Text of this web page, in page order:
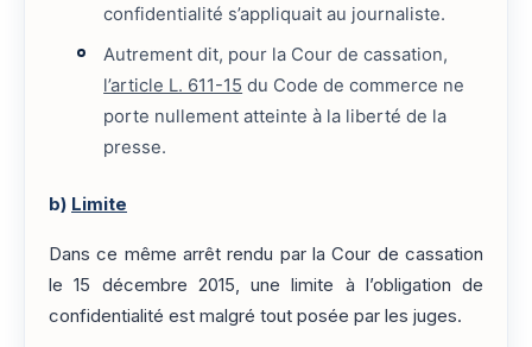
confidentialité s’appliquait au journaliste.
Autrement dit, pour la Cour de cassation,
l’article L. 611-15 du Code de commerce ne
porte nullement atteinte à la liberté de la
presse.
b) Limite
Dans ce même arrêt rendu par la Cour de cassation
le 15 décembre 2015, une limite à l’obligation de
confidentialité est malgré tout posée par les juges.